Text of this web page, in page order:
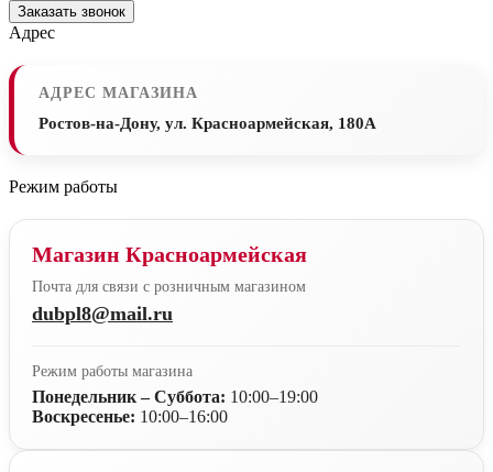
Заказать звонок
Адрес
АДРЕС МАГАЗИНА
Ростов-на-Дону, ул. Красноармейская, 180А
Режим работы
Магазин Красноармейская
Почта для связи с розничным магазином
dubpl8@mail.ru
Режим работы магазина
Понедельник – Суббота: 10:00–19:00
Воскресенье: 10:00–16:00